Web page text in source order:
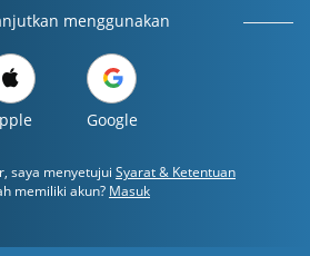
menggunakan
Google
saya menyetujui Syarat & Ketentuan
memiliki akun? Masuk